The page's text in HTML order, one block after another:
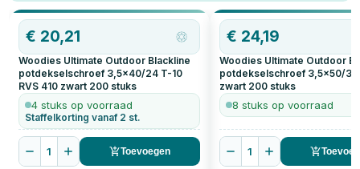
€ 20,21
Woodies Ultimate Outdoor Blackline
potdekselschroef 3,5x40/24 T-10
RVS 410 zwart 200 stuks
4 stuks op voorraad
Staffelkorting vanaf 2 st.
1 Toevoegen
€ 24,19
Woodies Ultimate Outdoor
potdekselschroef 3,5x50/30
zwart 200 stuks
8 stuks op voorraad
1